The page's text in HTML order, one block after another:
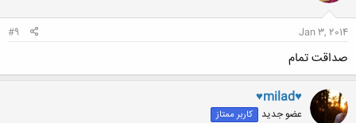
ا
Jan 3, 2014
#9
صداقت تمام
♥milad♥
عضو جدید کاربر ممتاز